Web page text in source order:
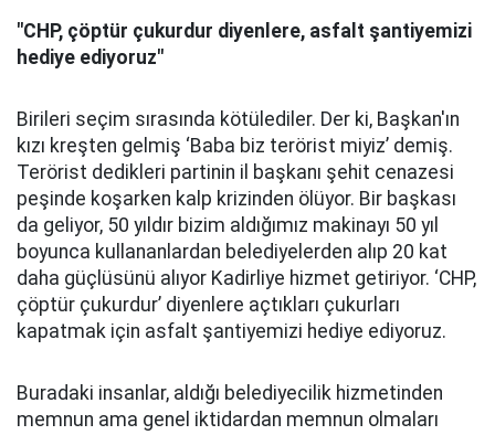
"CHP, çöptür çukurdur diyenlere, asfalt şantiyemizi
hediye ediyoruz"
Birileri seçim sırasında kötülediler. Der ki, Başkan'ın
kızı kreşten gelmiş ‘Baba biz terörist miyiz’ demiş.
Terörist dedikleri partinin il başkanı şehit cenazesi
peşinde koşarken kalp krizinden ölüyor. Bir başkası
da geliyor, 50 yıldır bizim aldığımız makinayı 50 yıl
boyunca kullananlardan belediyelerden alıp 20 kat
daha güçlüsünü alıyor Kadirliye hizmet getiriyor. ‘CHP,
çöptür çukurdur’ diyenlere açtıkları çukurları
kapatmak için asfalt şantiyemizi hediye ediyoruz.
Buradaki insanlar, aldığı belediyecilik hizmetinden
memnun ama genel iktidardan memnun olmaları